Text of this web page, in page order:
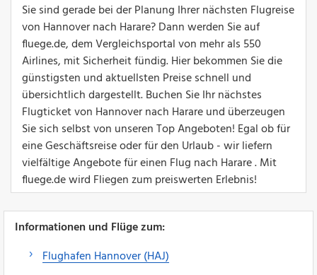
Sie sind gerade bei der Planung Ihrer nächsten Flugreise
von Hannover nach Harare? Dann werden Sie auf
fluege.de, dem Vergleichsportal von mehr als 550
Airlines, mit Sicherheit fündig. Hier bekommen Sie die
günstigsten und aktuellsten Preise schnell und
übersichtlich dargestellt. Buchen Sie Ihr nächstes
Flugticket von Hannover nach Harare und überzeugen
Sie sich selbst von unseren Top Angeboten! Egal ob für
eine Geschäftsreise oder für den Urlaub - wir liefern
vielfältige Angebote für einen Flug nach Harare . Mit
fluege.de wird Fliegen zum preiswerten Erlebnis!
Informationen und Flüge zum:
Flughafen Hannover (HAJ)